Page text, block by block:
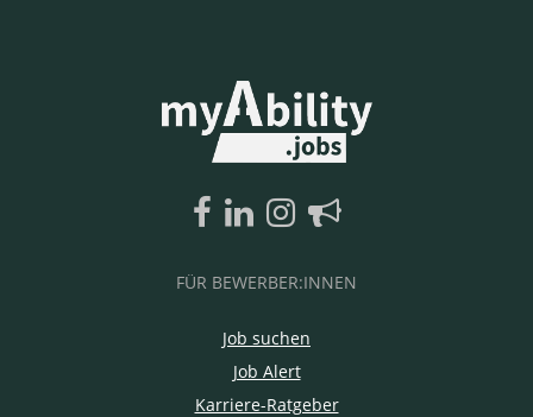
FÜR BEWERBER:INNEN
Job suchen
Job Alert
Karriere-Ratgeber